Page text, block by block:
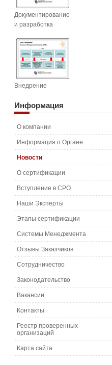
Документирование
и разработка
Внедрение
Информация
О компании
Информация о Органе
Новости
О сертификации
Вступление в СРО
Наши Эксперты
Этапы сертификации
Системы Менеджмента
Отзывы Заказчиков
Сотрудничество
Законодательство
Вакансии
Контакты
Реестр проверенных
организаций
Карта сайта